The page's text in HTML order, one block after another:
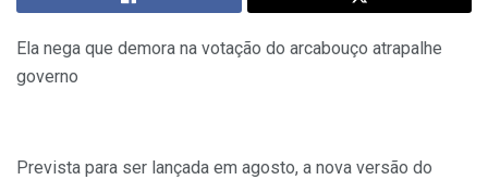
Ela nega que demora na votação do arcabouço atrapalhe
governo
Prevista para ser lançada em agosto, a nova versão do